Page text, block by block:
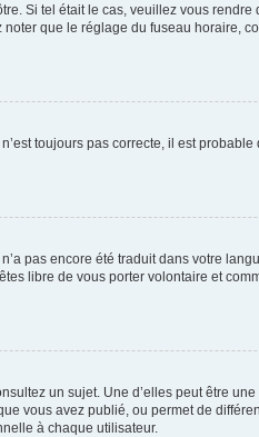
Si tel était le cas, veuillez vous
que le réglage du fuseau horaire,
toujours pas correcte, il est
pas encore été traduit dans votre
libre de vous porter volontaire et
un sujet. Une d’elles peut être
vous avez publié, ou permet de
à chaque utilisateur.